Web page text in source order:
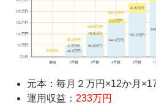
元本：毎月２万円×12か月
運用収益： 233万円